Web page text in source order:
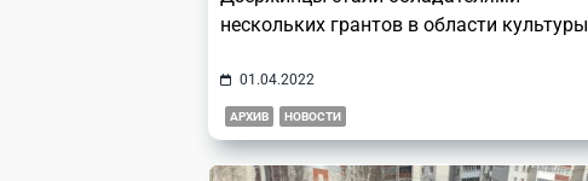
нескольких грантов в области культуры
01.04.2022
АРХИВ НОВОСТИ